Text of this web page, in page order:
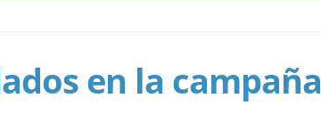
en la campaña